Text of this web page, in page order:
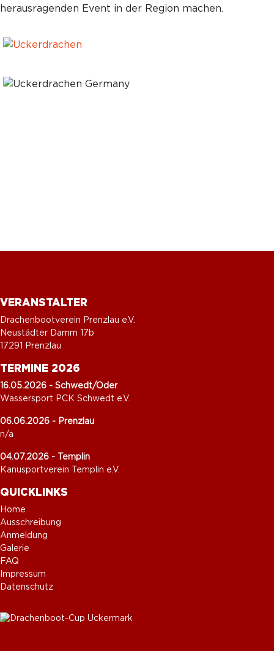
herausragenden Event in der Region machen.
VERANSTALTER
Drachenbootverein Prenzlau e.V.
Neustädter Damm 17b
17291 Prenzlau
TERMINE 2026
16.05.2026 - Schwedt/Oder
Wassersport PCK Schwedt e.V.
06.06.2026 - Prenzlau
n/a
04.07.2026 - Templin
Kanusportverein Templin e.V.
QUICKLINKS
Home
Ausschreibung
Anmeldung
Galerie
FAQ
Impressum
Datenschutz